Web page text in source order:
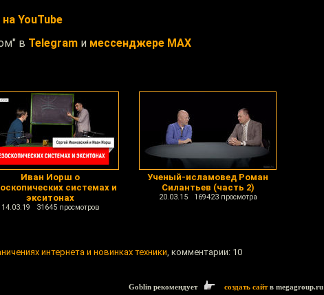
на YouTube
в Telegram и мессенджере MAX
Иван Иорш о
системах и
экситонах
14.03.19 31645 просмотров
Ученый-исламовед Роман
Силантьев (часть 2)
20.03.15 169423 просмотра
интернета и новинках техники, комментарии: 10
Goblin рекомендует создать сайтв megagroup.ru